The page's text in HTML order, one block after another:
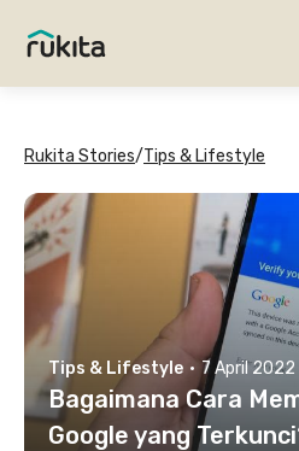
Rukita Stories/Tips & Lifestyle
Tips & Lifestyle · 7 April 2022
Bagaimana Cara
Google yang